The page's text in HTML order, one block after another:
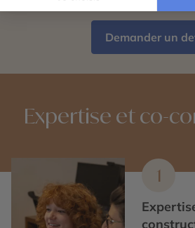
Demander un
Expertise et co-
1